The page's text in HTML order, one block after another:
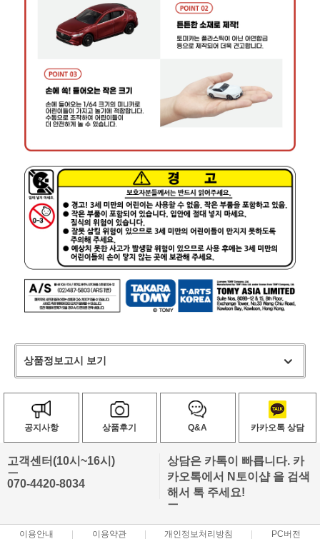
상품정보고시 보기
공지사항 상품후기 Q&A 카카오톡 상담
고객센터(10시~16시)
ㅡ
070-4420-8034
상담은 카톡이 빠릅니다. 카
카오톡에서 N토이샵 을 검색
해서 톡 주세요!
ㅡ
이용안내 이용약관 개인정보처리방침 PC버전